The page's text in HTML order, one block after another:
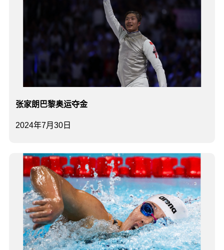
2024年7月30日
张家朗巴黎奥运夺金